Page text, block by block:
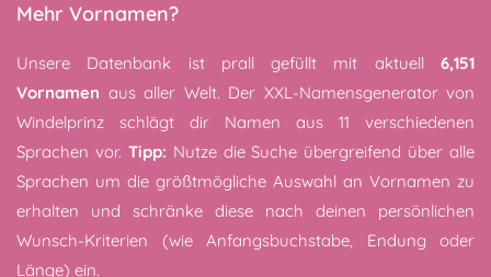
Mehr Vornamen?
Unsere Datenbank ist prall gefüllt mit aktuell 6,151
Vornamen aus aller Welt. Der XXL-Namensgenerator von
Windelprinz schlägt dir Namen aus 11 verschiedenen
Sprachen vor. Tipp: Nutze die Suche übergreifend über alle
Sprachen um die größtmögliche Auswahl an Vornamen zu
erhalten und schränke diese nach deinen persönlichen
Wunsch-Kriterien (wie Anfangsbuchstabe, Endung oder
Länge) ein.